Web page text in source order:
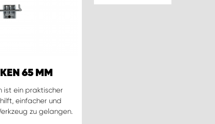
65 MM
ist ein praktischer
einfacher und
zu gelangen.